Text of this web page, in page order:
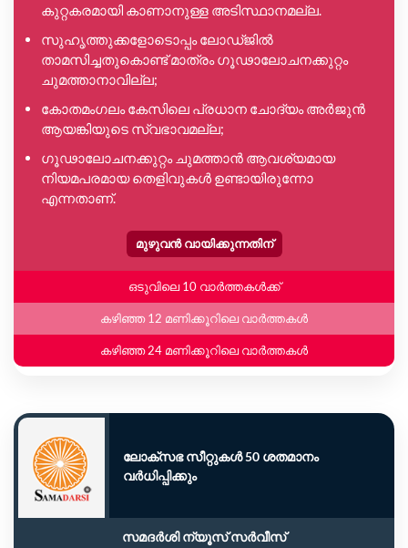
കുറ്റകരമായി കാണാനുള്ള അടിസ്ഥാനമല്ല.
സുഹൃത്തുക്കളോടൊപ്പം ലോഡ്ജിൽ
താമസിച്ചതുകൊണ്ട് മാത്രം ഗൂഢാലോചനക്കുറ്റം
ചുമത്താനാവില്ല;
കോതമംഗലം കേസിലെ പ്രധാന ചോദ്യം അർജുൻ
ആയങ്കിയുടെ സ്വഭാവമല്ല;
ഗൂഢാലോചനക്കുറ്റം ചുമത്താൻ ആവശ്യമായ
നിയമപരമായ തെളിവുകൾ ഉണ്ടായിരുന്നോ
എന്നതാണ്.
മുഴുവൻ വായിക്കുന്നതിന്
ഒടുവിലെ 10 വാർത്തകൾക്ക്
കഴിഞ്ഞ 12 മണിക്കൂറിലെ വാർത്തകൾ
കഴിഞ്ഞ 24 മണിക്കൂറിലെ വാർത്തകൾ
ലോക്സഭ സീറ്റുകൾ 50 ശതമാനം
വർധിപ്പിക്കും
സമദർശി ന്യൂസ് സർവീസ്